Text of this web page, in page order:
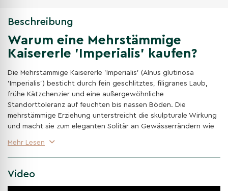
Beschreibung
Warum eine Mehrstämmige
Kaisererle 'Imperialis' kaufen?
Die Mehrstämmige Kaisererle 'Imperialis' (Alnus glutinosa
'Imperialis') besticht durch fein geschlitztes, filigranes Laub,
frühe Kätzchenzier und eine außergewöhnliche
Standorttoleranz auf feuchten bis nassen Böden. Die
mehrstämmige Erziehung unterstreicht die skulpturale Wirkung
und macht sie zum eleganten Solitär an Gewässerrändern wie
Feintexturiertes Schmucklaub
Tief geschlitzte, farnartige Blätter verleihen der Krone
Leichtigkeit und eine edle, grafische Wirkung – ein Highlight
Mehr Lesen
Video